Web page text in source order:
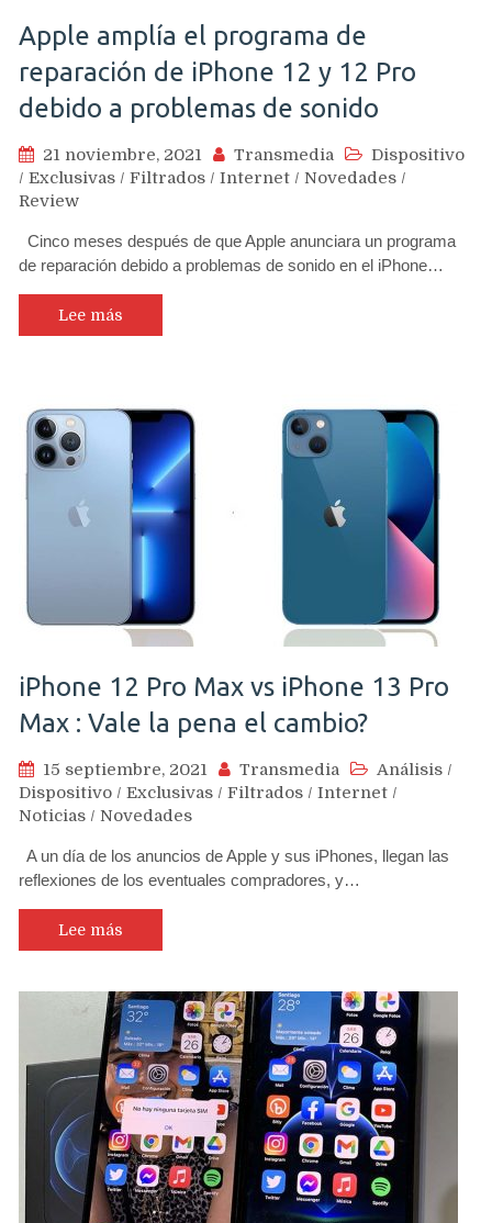
Apple amplía el programa de
reparación de iPhone 12 y 12 Pro
debido a problemas de sonido
21 noviembre, 2021 Transmedia
Dispositivo
/ Exclusivas / Filtrados / Internet / Novedades /
Review
Cinco meses después de que Apple anunciara un programa
de reparación debido a problemas de sonido en el iPhone…
Lee más
iPhone 12 Pro Max vs iPhone 13 Pro
Max : Vale la pena el cambio?
15 septiembre, 2021 Transmedia Análisis /
Dispositivo / Exclusivas / Filtrados / Internet /
Noticias / Novedades
A un día de los anuncios de Apple y sus iPhones, llegan las
reflexiones de los eventuales compradores, y…
Lee más